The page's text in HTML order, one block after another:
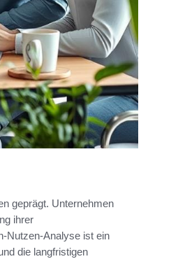
geprägt. Unternehmen
ihrer
Nutzen-Analyse ist ein
die langfristigen